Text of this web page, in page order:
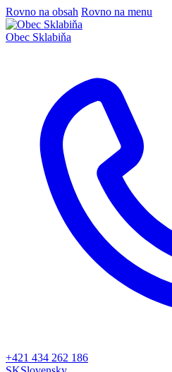
Rovno na obsah Rovno na menu
Obec Sklabiňa
+421 434 262 186